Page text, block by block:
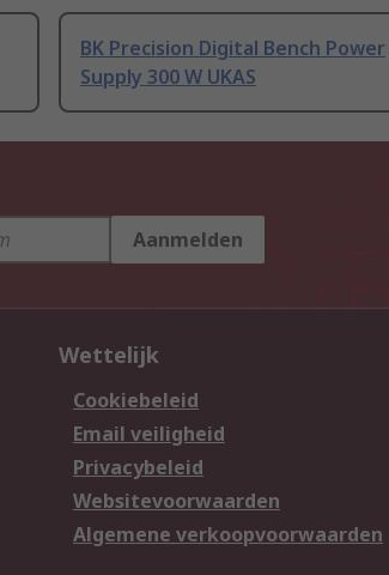
BK Precision Digital Bench Power
Supply 300 W UKAS
Aanmelden
Wettelijk
Cookiebeleid
Email veiligheid
Privacybeleid
Websitevoorwaarden
Algemene verkoopvoorwaarden